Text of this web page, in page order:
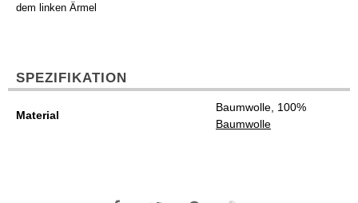
dem linken Ärmel
SPEZIFIKATION
Material
Baumwolle, 100%
Baumwolle